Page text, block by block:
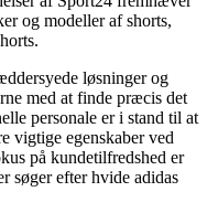
og modeller af shorts,
løsninger og
med at finde præcis det
personale er i stand til at
vigtige egenskaber ved
på kundetilfredshed er
søger efter hvide adidas